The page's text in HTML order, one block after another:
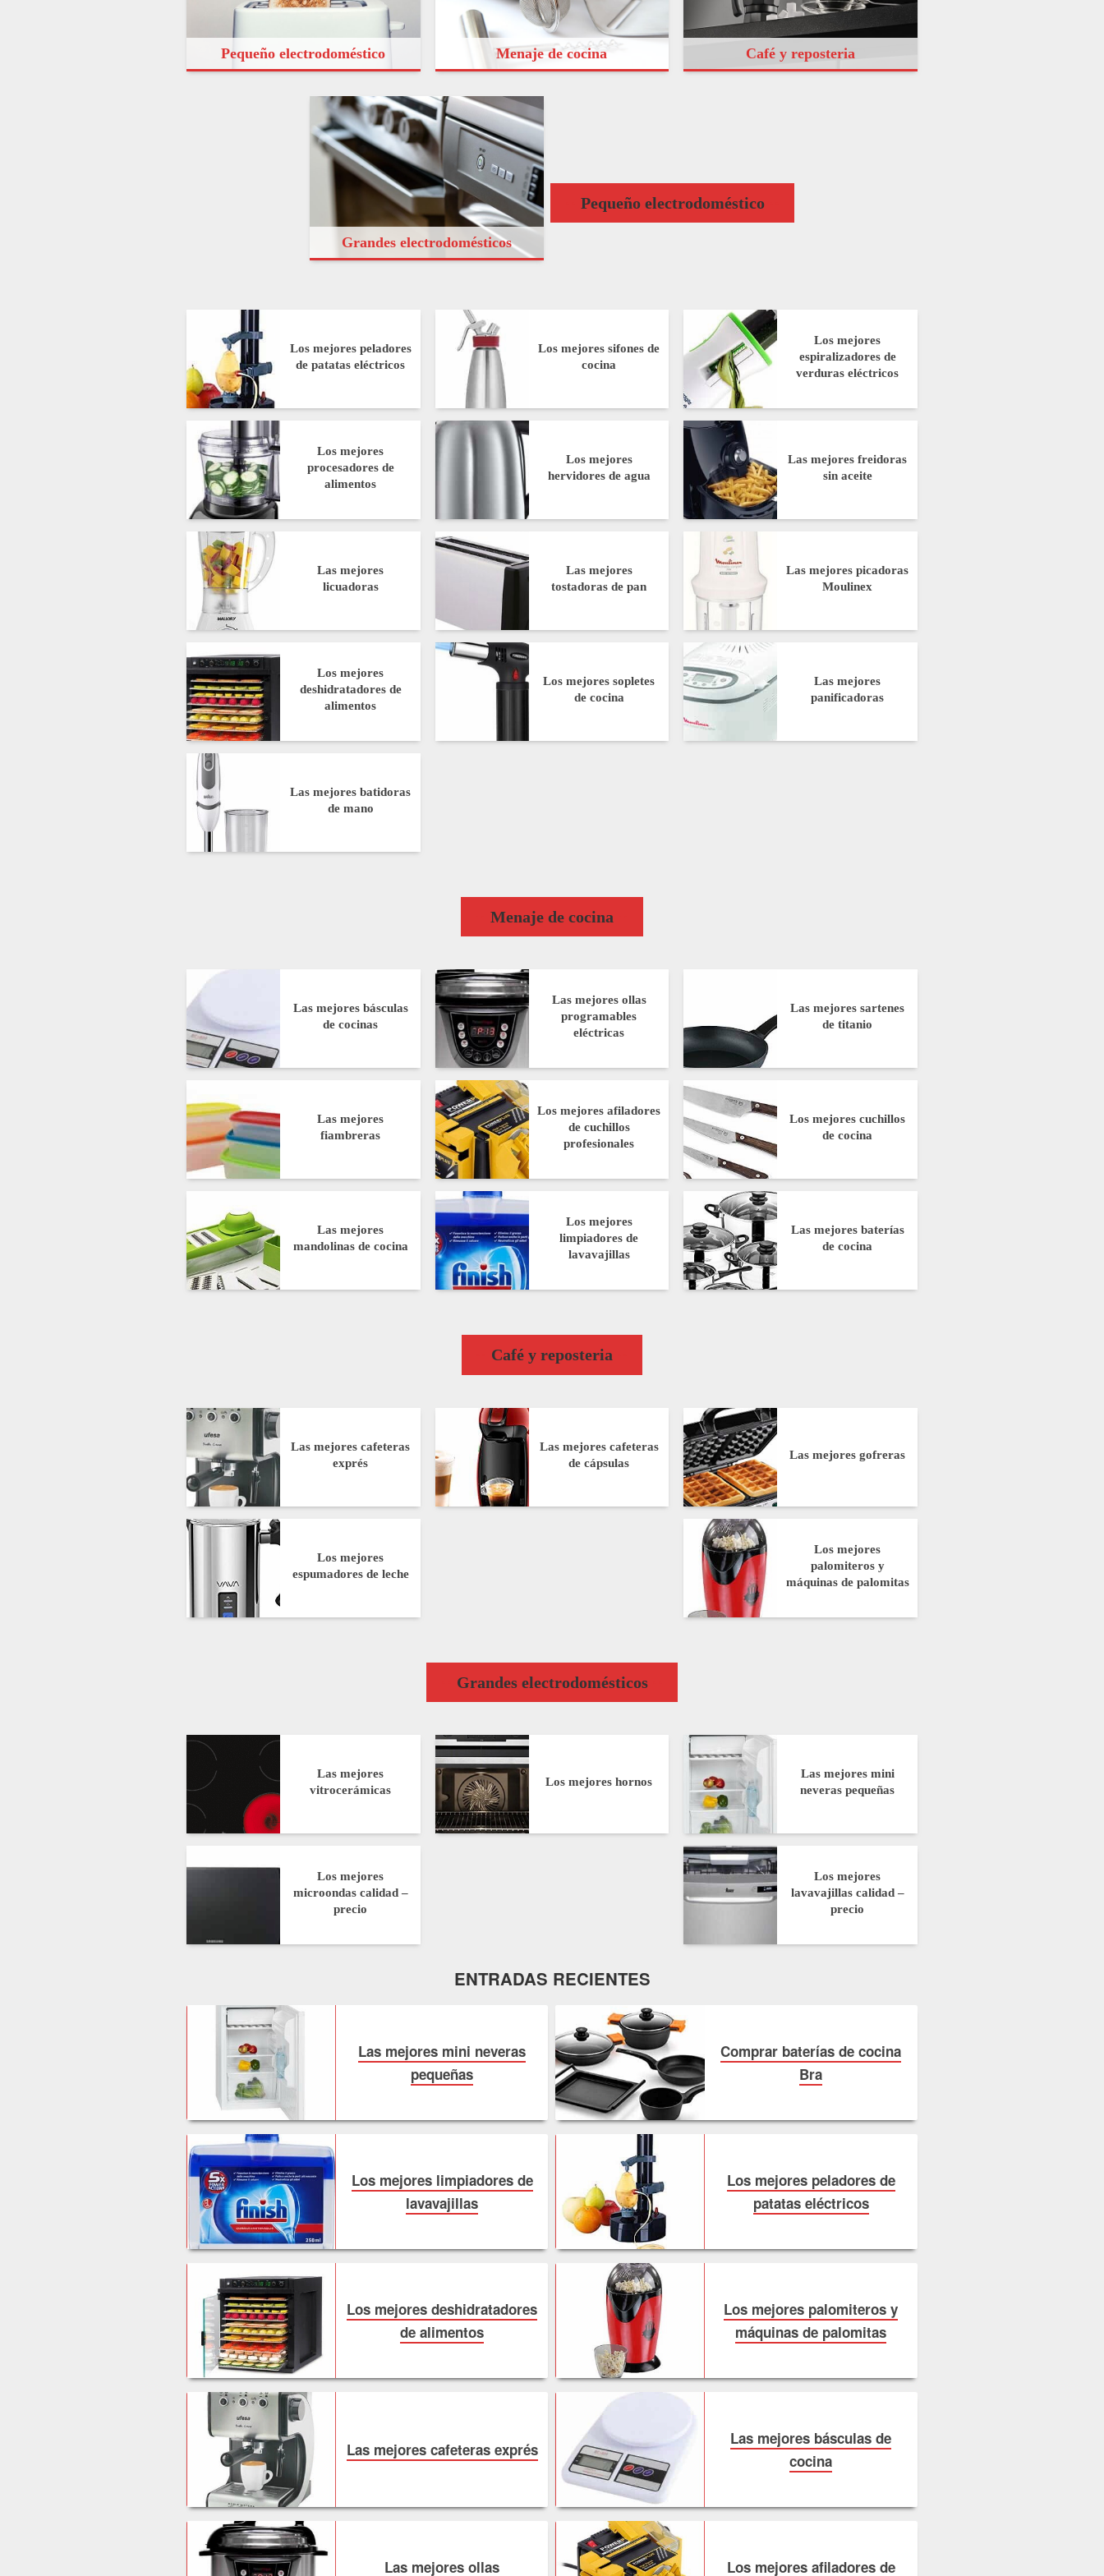
Pequeño electrodoméstico Menaje de cocina Café y reposteria
Grandes electrodomésticos
Pequeño electrodoméstico
Los mejores peladores
de patatas eléctricos
Los mejores sifones de
cocina
Los mejores
espiralizadores de
verduras eléctricos
Los mejores
procesadores de
alimentos
Los mejores
hervidores de agua
Las mejores freidoras
sin aceite
Las mejores
licuadoras
Las mejores
tostadoras de pan
Las mejores picadoras
Moulinex
Los mejores
deshidratadores de
alimentos
Los mejores sopletes
de cocina
Las mejores
panificadoras
Las mejores batidoras
de mano
Menaje de cocina
Las mejores básculas
de cocinas
Las mejores ollas
programables
eléctricas
Las mejores sartenes
de titanio
Las mejores
fiambreras
Los mejores afiladores
de cuchillos
profesionales
Los mejores cuchillos
de cocina
Las mejores
mandolinas de cocina
Los mejores
limpiadores de
lavavajillas
Las mejores baterías
de cocina
Café y reposteria
Las mejores cafeteras
exprés
Las mejores cafeteras
de cápsulas
Las mejores gofreras
Los mejores
espumadores de leche
Los mejores
palomiteros y
máquinas de palomitas
Grandes electrodomésticos
Las mejores
vitrocerámicas
Los mejores hornos
Las mejores mini
neveras pequeñas
Los mejores
microondas calidad –
precio
Los mejores
lavavajillas calidad –
precio
ENTRADAS RECIENTES
Las mejores mini neveras
pequeñas
Comprar baterías de cocina
Bra
Los mejores limpiadores de
lavavajillas
Los mejores peladores de
patatas eléctricos
Los mejores deshidratadores
de alimentos
Los mejores palomiteros y
máquinas de palomitas
Las mejores cafeteras exprés
Las mejores básculas de
cocina
Las mejores ollas Los mejores afiladores de